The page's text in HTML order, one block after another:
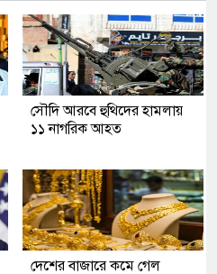
সৌদি আরবে হুথিদের হামলায়
১১ নাগরিক আহত
দেশের বাজারে কমে গেল